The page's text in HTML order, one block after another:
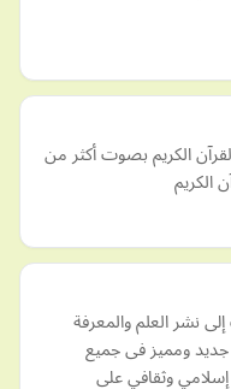
القرآن الكريم بصوت أكثر من
نشر العلم والمعرفة
جديد ومميز فى جميع
وثقافي على